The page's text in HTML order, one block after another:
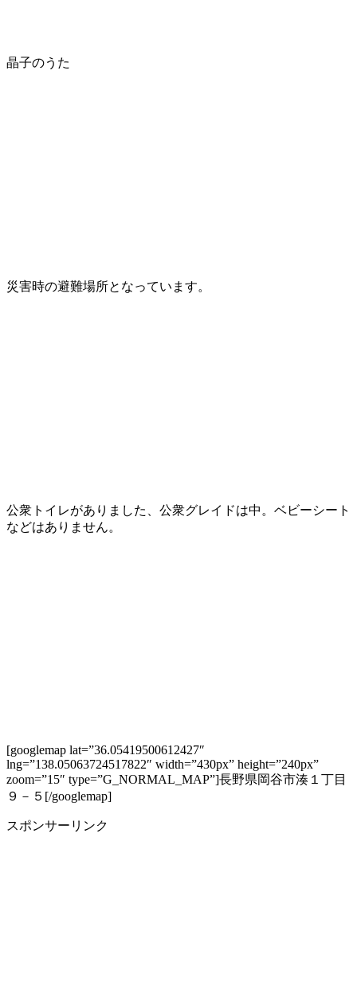
晶子のうた
災害時の避難場所となっています。
公衆トイレがありました、公衆グレイドは中。ベビーシート
などはありません。
[googlemap lat=”36.05419500612427″
lng=”138.05063724517822″ width=”430px” height=”240px”
zoom=”15″ type=”G_NORMAL_MAP”]長野県岡谷市湊１丁目
９－５[/googlemap]
スポンサーリンク